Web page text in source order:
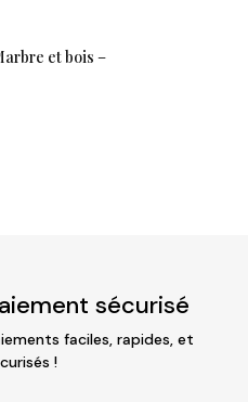
et bois –
sécurisé
faciles, rapides, et
!